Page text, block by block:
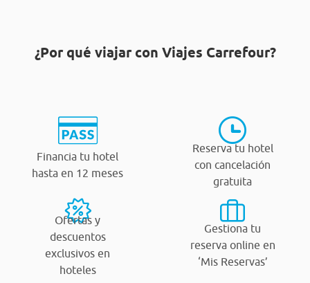
¿Por qué viajar con Viajes Carrefour?
Financia tu hotel
hasta en 12 meses
Reserva tu hotel
con cancelación
gratuita
Ofertas y
descuentos
exclusivos en
hoteles
Gestiona tu
reserva online en
‘Mis Reservas’